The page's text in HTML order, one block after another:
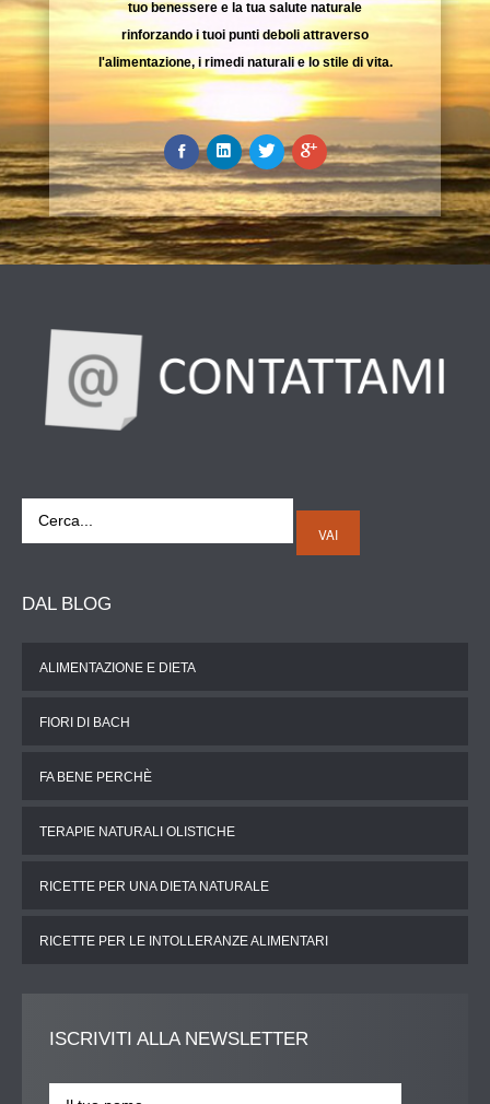
tuo benessere e la tua salute naturale
rinforzando i tuoi punti deboli attraverso
l'alimentazione, i rimedi naturali e lo stile di vita.
VAI
DAL BLOG
ALIMENTAZIONE E DIETA
FIORI DI BACH
FA BENE PERCHÈ
TERAPIE NATURALI OLISTICHE
RICETTE PER UNA DIETA NATURALE
RICETTE PER LE INTOLLERANZE ALIMENTARI
ISCRIVITI ALLA NEWSLETTER